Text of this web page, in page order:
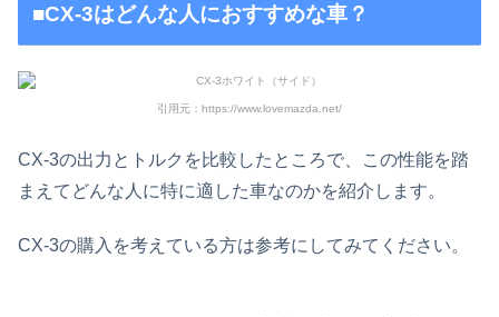
■CX-3はどんな人におすすめな車？
引用元：https://www.lovemazda.net/
CX-3の出力とトルクを比較したところで、この性能を踏
まえてどんな人に特に適した車なのかを紹介します。
CX-3の購入を考えている方は参考にしてみてください。